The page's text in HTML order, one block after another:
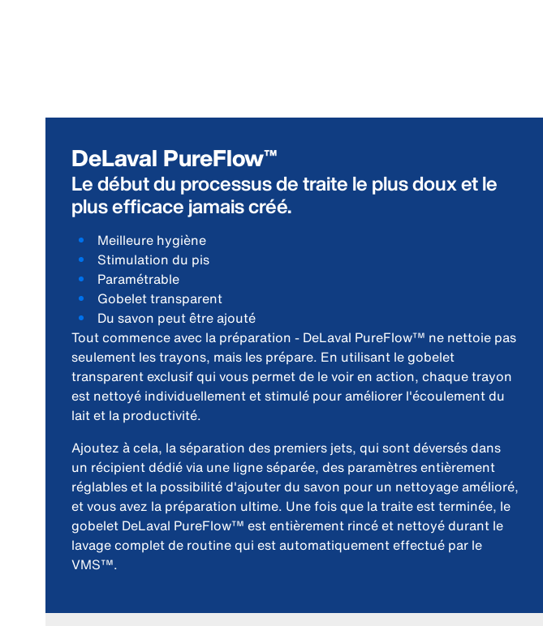
DeLaval PureFlow™
Le début du processus de traite le plus doux et le
plus efficace jamais créé.
Meilleure hygiène
Stimulation du pis
Paramétrable
Gobelet transparent
Du savon peut être ajouté
Tout commence avec la préparation - DeLaval PureFlow™ ne nettoie pas
seulement les trayons, mais les prépare. En utilisant le gobelet
transparent exclusif qui vous permet de le voir en action, chaque trayon
est nettoyé individuellement et stimulé pour améliorer l'écoulement du
lait et la productivité.
Ajoutez à cela, la séparation des premiers jets, qui sont déversés dans
un récipient dédié via une ligne séparée, des paramètres entièrement
réglables et la possibilité d'ajouter du savon pour un nettoyage amélioré,
et vous avez la préparation ultime. Une fois que la traite est terminée, le
gobelet DeLaval PureFlow™ est entièrement rincé et nettoyé durant le
lavage complet de routine qui est automatiquement effectué par le
VMS™.